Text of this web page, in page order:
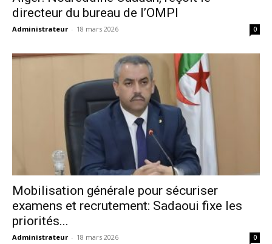
directeur du bureau de l’OMPI
Administrateur - 18 mars 2026 0
Mobilisation générale pour sécuriser
examens et recrutement: Sadaoui fixe les
priorités...
Administrateur - 18 mars 2026 0